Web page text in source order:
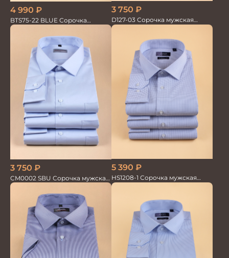
4 990 ₽
BTS75-22 BLUE Сорочка
мужская лайкра бамбук
3 750 ₽
D127-03 Сорочка мужская
голубая в невид.полоску
3 750 ₽
CM0002 SBU Сорочка мужская
голубая
5 390 ₽
HS1208-1 Сорочка мужская
голубая мел.клетка